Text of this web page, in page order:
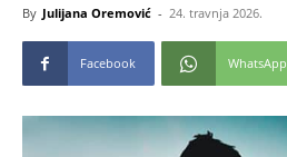
By Julijana Oremović - 24. travnja 2026.
Facebook WhatsApp